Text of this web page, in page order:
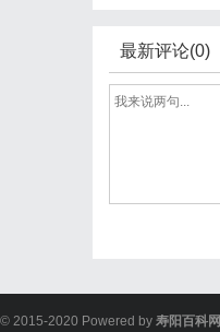
最新评论(0)
© 2015-2020 Powered by 寿阳百科网